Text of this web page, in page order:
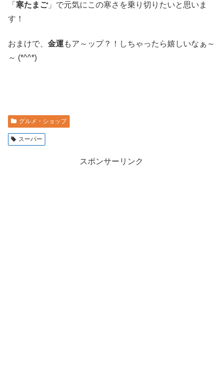
「 寒たまご」で元気にこの寒さを乗り切りたいと思いま
す！
おまけで、 金運 もア～ップ？！しちゃったら嬉しいなぁ～
～ (*^^*)
グルメ・ショップ
スーパー
スポンサーリンク